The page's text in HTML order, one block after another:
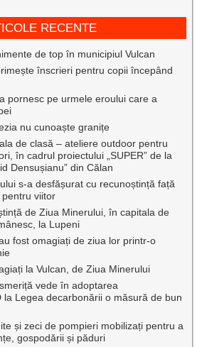
RECENTE
de top în municipiul Vulcan
înscrieri pentru copii începând
pornesc pe urmele eroului care a
nu cunoaște granițe
de clasă – ateliere outdoor pentru
în cadrul proiectului „SUPER” de la
Densușianu” din Călan
s-a desfășurat cu recunoștință față
viitor
de Ziua Minerului, în capitala de
la Lupeni
fost omagiați de ziua lor printr-o
la Vulcan, de Ziua Minerului
vede în adoptarea
la Legea decarbonării o măsură de bun
și zeci de pompieri mobilizați pentru a
gospodării și păduri